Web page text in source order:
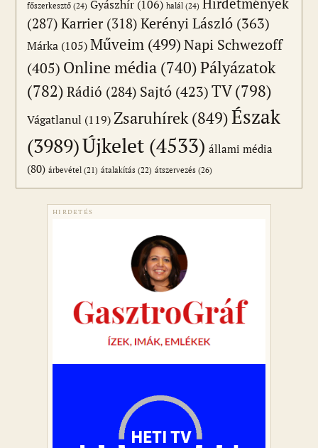
főszerkesztő (24) Gyászhír (106) halál (24)
(287) Karrier(318) Kerényi László (363)
Márka (105) Műveim (499)Napi Schwezoff
(405) Online média (740)Pályázatok
(782) Rádió (284) Sajtó (423)TV(798)
Vágatlanul (119)Zsaruhírek(849)Észak
(3989)Újkelet (4533) állami média
(80) árbevétel (21) átalakítás (22) átszervezés (26)
HIRDETÉS